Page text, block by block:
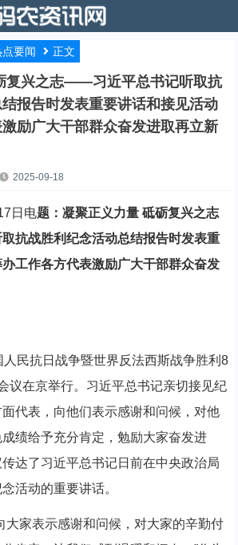
点要闻 正文
复兴之志——习近平总书记听取抗
报告时发表重要讲话和接见活动
励广大干部群众奋发进取再立新
2025-09-18
日电题：凝聚正义力量 砥砺复兴之志
抗战胜利纪念活动总结报告时发表重
工作各方代表激励广大干部群众奋发
抗日战争暨世界反法西斯战争胜利8
议在京举行。习近平总书记亲切接见纪
代表，向他们表示感谢和问候，对他
绩给予充分肯定，勉励大家奋发进
达了习近平总书记日前在中央政治局
活动的重要讲话。
家表示感谢和问候，对大家的辛勤付